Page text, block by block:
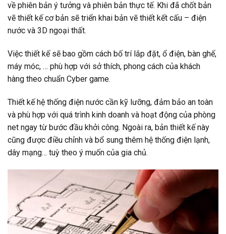
về phiên bản ý tưởng và phiên bản thực tế. Khi đã chốt bản
vẽ thiết kế cơ bản sẽ triển khai bản vẽ thiết kết cấu – điện
nước và 3D ngoại thất.
Việc thiết kế sẽ bao gồm cách bố trí lắp đặt, ổ điện, bàn ghế,
máy móc, … phù hợp với sở thích, phong cách của khách
hàng theo chuẩn Cyber game.
Thiết kế hệ thống điện nước cần kỹ lưỡng, đảm bảo an toàn
và phù hợp với quá trình kinh doanh và hoạt động của phòng
net ngay từ bước đầu khởi công. Ngoài ra, bản thiết kế này
cũng được điều chỉnh và bổ sung thêm hệ thống điện lạnh,
dây mạng… tuỳ theo ý muốn của gia chủ.